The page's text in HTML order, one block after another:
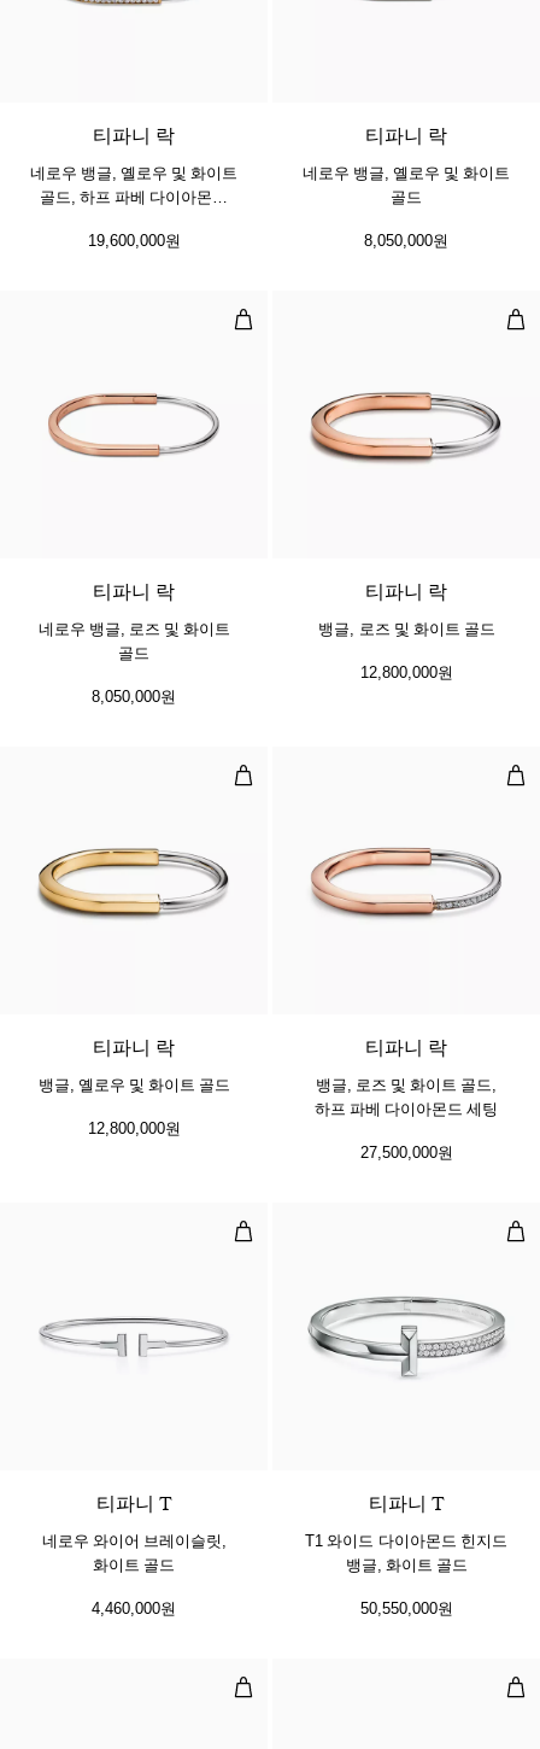
티파니 락
네로우 뱅글, 옐로우 및 화이트
골드, 하프 파베 다이아몬드
19,600,000원
티파니 락
네로우 뱅글, 옐로우 및 화이트
골드
8,050,000원
네로우 뱅글, 로즈 및 화이트 골드
티파니 락
네로우 뱅글, 로즈 및 화이트
골드
8,050,000원
뱅
티파니 락
뱅글, 로즈 및 화이트 골드
12,800,000원
뱅글, 옐로우 및 화이트 골드
티파니 락
뱅글, 옐로우 및 화이트 골드
12,800,000원
뱅
티파니 락
뱅글, 로즈 및 화이트 골드,
하프 파베 다이아몬드 세팅
27,500,000원
네로우 와이어 브레이슬릿, 화이트
티파니 T
네로우 와이어 브레이슬릿,
화이트 골드
4,460,000원
T1
티파니 T
T1 와이드 다이아몬드 힌지드
뱅글, 화이트 골드
50,550,000원
네로우 뱅글, 화이트 골드 뱅